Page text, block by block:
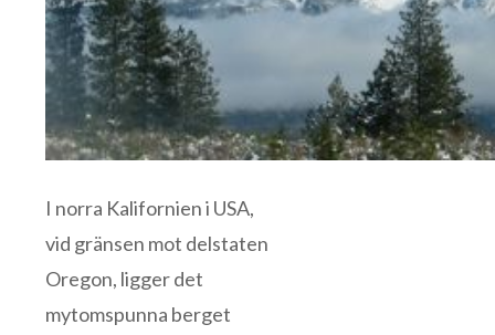
I norra Kalifornien i USA,
vid gränsen mot delstaten
Oregon, ligger det
mytomspunna berget